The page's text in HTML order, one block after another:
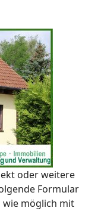
oder weitere
Formular
wie möglich mit